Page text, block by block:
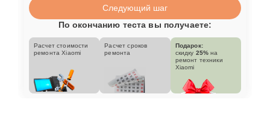
Следующий шаг
По окончанию теста вы получаете:
Расчет стоимости
ремонта Xiaomi
Расчет сроков
ремонта
Подарок:
скидку 25% на
ремонт техники
Xiaomi